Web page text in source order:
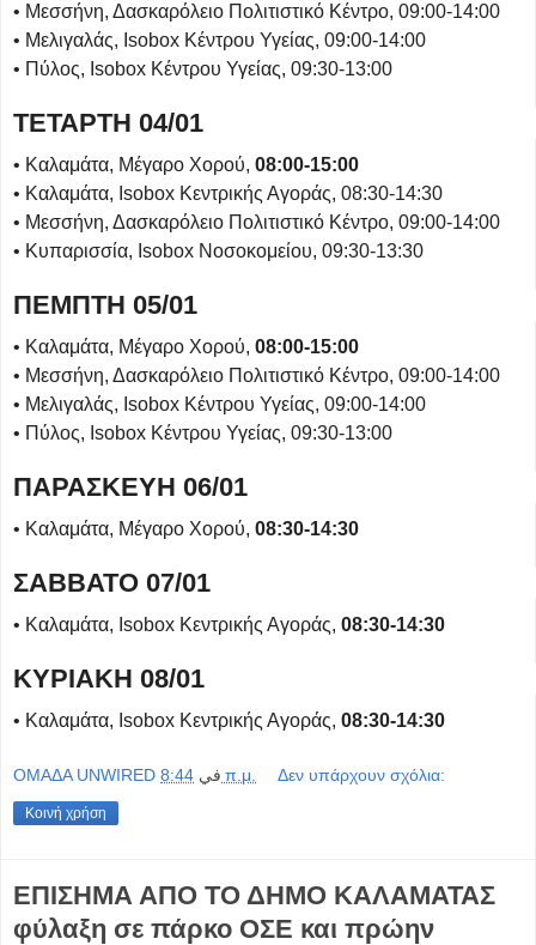
• Μεσσήνη, Δασκαρόλειο Πολιτιστικό Κέντρο, 09:00-14:00
• Μελιγαλάς, Isobox Κέντρου Υγείας, 09:00-14:00
• Πύλος, Isobox Κέντρου Υγείας, 09:30-13:00
ΤΕΤΑΡΤΗ 04/01
• Καλαμάτα, Μέγαρο Χορού, 08:00-15:00
• Καλαμάτα, Isobox Κεντρικής Αγοράς, 08:30-14:30
• Μεσσήνη, Δασκαρόλειο Πολιτιστικό Κέντρο, 09:00-14:00
• Κυπαρισσία, Isobox Νοσοκομείου, 09:30-13:30
ΠΕΜΠΤΗ 05/01
• Καλαμάτα, Μέγαρο Χορού, 08:00-15:00
• Μεσσήνη, Δασκαρόλειο Πολιτιστικό Κέντρο, 09:00-14:00
• Μελιγαλάς, Isobox Κέντρου Υγείας, 09:00-14:00
• Πύλος, Isobox Κέντρου Υγείας, 09:30-13:00
ΠΑΡΑΣΚΕΥΗ 06/01
• Καλαμάτα, Μέγαρο Χορού, 08:30-14:30
ΣΑΒΒΑΤΟ 07/01
• Καλαμάτα, Isobox Κεντρικής Αγοράς, 08:30-14:30
ΚΥΡΙΑΚΗ 08/01
• Καλαμάτα, Isobox Κεντρικής Αγοράς, 08:30-14:30
OMAΔΑ UNWIRED في 8:44 π.μ. Δεν υπάρχουν σχόλια:
Κοινή χρήση
ΕΠΙΣΗΜΑ ΑΠΟ ΤΟ ΔΗΜΟ ΚΑΛΑΜΑΤΑΣ
φύλαξη σε πάρκο ΟΣΕ και πρώην